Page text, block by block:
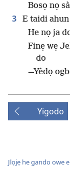
Bosọ nọ
3 E taidi
He nọ ja
Finẹ wẹ
do
—Yèdọ
Yigodo
Jlọjẹ he gando owe